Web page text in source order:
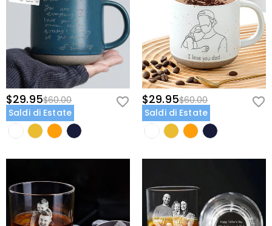
$29.95$60.00
Saldi di Estate
$29.95$60.00
Saldi di Estate